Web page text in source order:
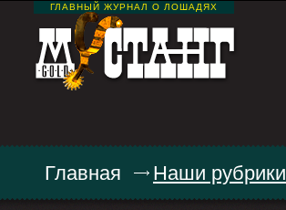
ГЛАВНЫЙ ЖУРНАЛ О ЛОШАДЯХ
Главная Наши рубрики